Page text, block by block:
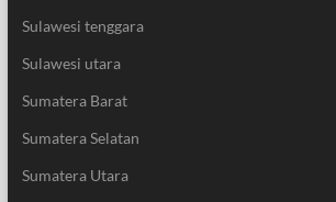
Sulawesi tenggara
Sulawesi utara
Sumatera Barat
Sumatera Selatan
Sumatera Utara